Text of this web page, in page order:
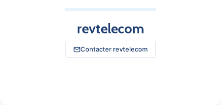
revtelecom
Contacter revtelecom